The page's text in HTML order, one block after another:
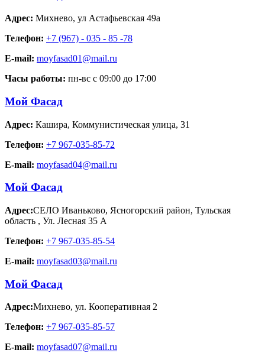
Адрес: Михнево, ул Астафьевская 49а
Телефон: +7 (967) - 035 - 85 -78
E-mail: moyfasad01@mail.ru
Часы работы: пн-вс с 09:00 до 17:00
Мой Фасад
Адрес: Кашира, Коммунистическая улица, 31
Телефон: +7 967-035-85-72
E-mail: moyfasad04@mail.ru
Мой Фасад
Адрес:СЕЛО Иваньково, Ясногорский район, Тульская
область , Ул. Лесная 35 А
Телефон: +7 967-035-85-54
E-mail: moyfasad03@mail.ru
Мой Фасад
Адрес:Михнево, ул. Кооперативная 2
Телефон: +7 967-035-85-57
E-mail: moyfasad07@mail.ru